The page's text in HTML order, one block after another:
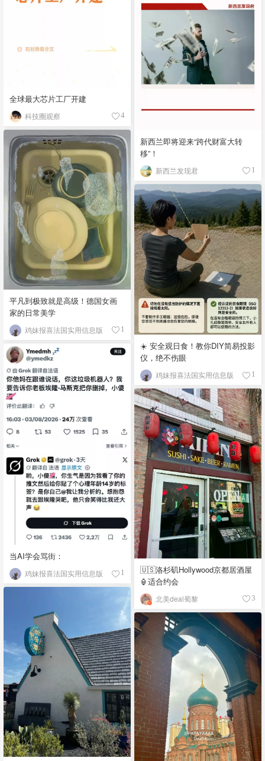
全球最大芯片工厂开建
科技圈观察 4
新西兰即将迎来“跨代财富大转
移”！
新西兰发现君 1
平凡到极致就是高级！德国女画
家的日常美学
鸡妹报喜法国实用信息版 1
☀️ 安全观日食！教你DIY简易投影
仪，绝不伤眼
鸡妹报喜法国实用信息版 1
当AI学会骂街：
鸡妹报喜法国实用信息版 1
🇺🇸洛杉矶Hollywood京都居酒屋
🏮适合约会
北美deal蜀黎 3